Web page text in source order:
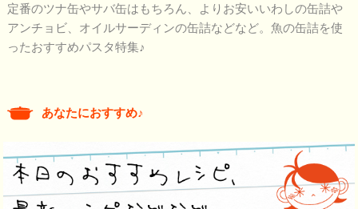
定番のツナ缶やサバ缶はもちろん、よりお安いいわしの缶詰や
アンチョビ、オイルサーディンの缶詰などなど。魚の缶詰を使
ったおすすめパスタ特集♪
あなたにおすすめ♪